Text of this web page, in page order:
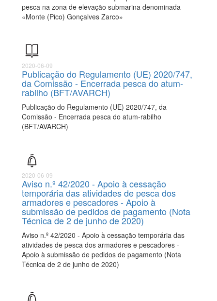
pesca na zona de elevação submarina denominada
«Monte (Pico) Gonçalves Zarco»
2020-06-09
Publicação do Regulamento (UE) 2020/747,
da Comissão - Encerrada pesca do atum-
rabilho (BFT/AVARCH)
Publicação do Regulamento (UE) 2020/747, da
Comissão - Encerrada pesca do atum-rabilho
(BFT/AVARCH)
2020-06-09
Aviso n.º 42/2020 - Apoio à cessação
temporária das atividades de pesca dos
armadores e pescadores - Apoio à
submissão de pedidos de pagamento (Nota
Técnica de 2 de junho de 2020)
Aviso n.º 42/2020 - Apoio à cessação temporária das
atividades de pesca dos armadores e pescadores -
Apoio à submissão de pedidos de pagamento (Nota
Técnica de 2 de junho de 2020)